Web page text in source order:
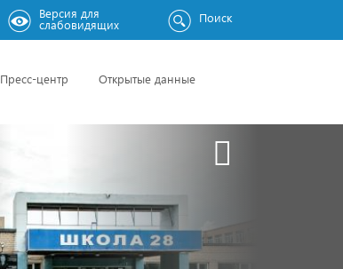
Версия для
слабовидящих Поиск
Пресс-центр Открытые данные